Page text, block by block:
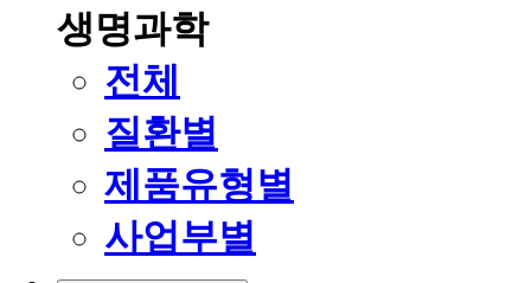
생명과학
전체
질환별
제품유형별
사업부별